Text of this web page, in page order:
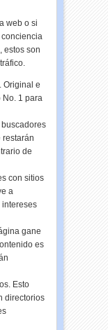
web o si
, estos son
Original e
No. 1 para
buscadores
restarán
de
con sitios
a
intereses
gane
es
Esto
directorios